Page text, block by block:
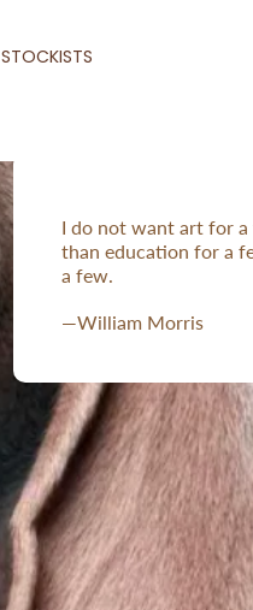
STOCKISTS
I do not want art for a
than education for a
a few.
—William Morris